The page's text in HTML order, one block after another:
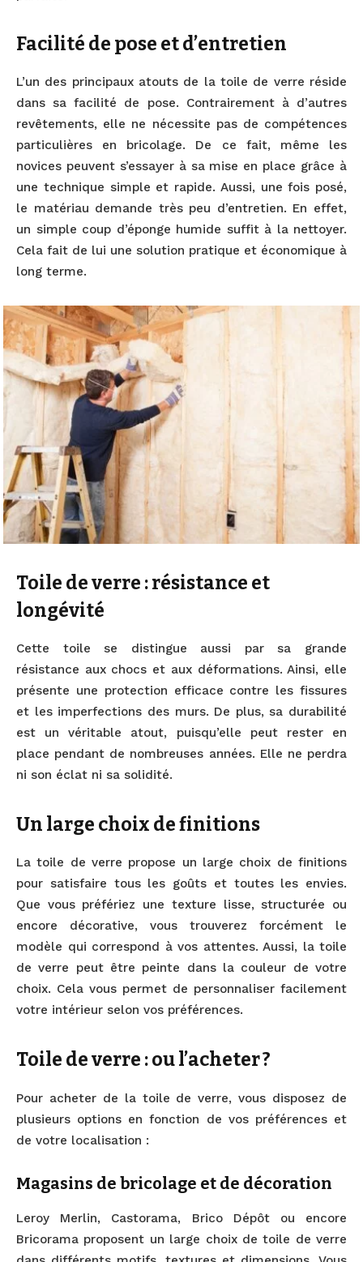
Facilité de pose et d’entretien
L’un des principaux atouts de la toile de verre réside
dans sa facilité de pose. Contrairement à d’autres
revêtements, elle ne nécessite pas de compétences
particulières en bricolage. De ce fait, même les
novices peuvent s’essayer à sa mise en place grâce à
une technique simple et rapide. Aussi, une fois posé,
le matériau demande très peu d’entretien. En effet,
un simple coup d’éponge humide suffit à la nettoyer.
Cela fait de lui une solution pratique et économique à
long terme.
Toile de verre : résistance et
longévité
Cette toile se distingue aussi par sa grande
résistance aux chocs et aux déformations. Ainsi, elle
présente une protection efficace contre les fissures
et les imperfections des murs. De plus, sa durabilité
est un véritable atout, puisqu’elle peut rester en
place pendant de nombreuses années. Elle ne perdra
ni son éclat ni sa solidité.
Un large choix de finitions
La toile de verre propose un large choix de finitions
pour satisfaire tous les goûts et toutes les envies.
Que vous préfériez une texture lisse, structurée ou
encore décorative, vous trouverez forcément le
modèle qui correspond à vos attentes. Aussi, la toile
de verre peut être peinte dans la couleur de votre
choix. Cela vous permet de personnaliser facilement
votre intérieur selon vos préférences.
Toile de verre : ou l’acheter ?
Pour acheter de la toile de verre, vous disposez de
plusieurs options en fonction de vos préférences et
de votre localisation :
Magasins de bricolage et de décoration
Leroy Merlin, Castorama, Brico Dépôt ou encore
Bricorama proposent un large choix de toile de verre